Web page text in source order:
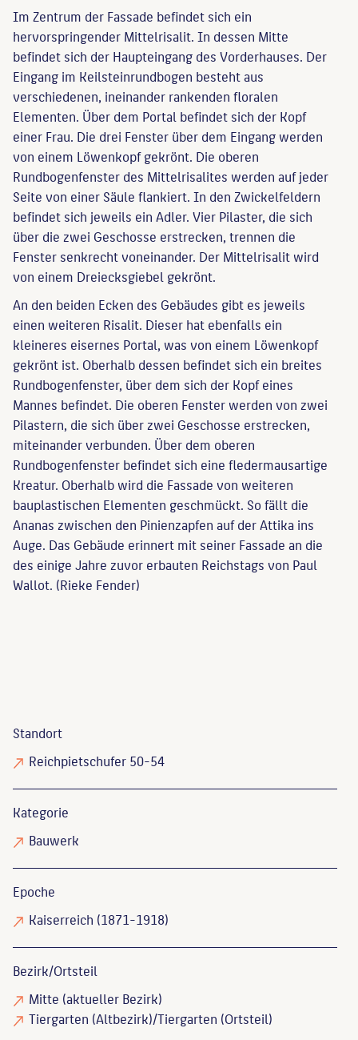
Im Zentrum der Fassade befindet sich ein
hervorspringender Mittelrisalit. In dessen Mitte
befindet sich der Haupteingang des Vorderhauses. Der
Eingang im Keilsteinrundbogen besteht aus
verschiedenen, ineinander rankenden floralen
Elementen. Über dem Portal befindet sich der Kopf
einer Frau. Die drei Fenster über dem Eingang werden
von einem Löwenkopf gekrönt. Die oberen
Rundbogenfenster des Mittelrisalites werden auf jeder
Seite von einer Säule flankiert. In den Zwickelfeldern
befindet sich jeweils ein Adler. Vier Pilaster, die sich
über die zwei Geschosse erstrecken, trennen die
Fenster senkrecht voneinander. Der Mittelrisalit wird
von einem Dreiecksgiebel gekrönt.
An den beiden Ecken des Gebäudes gibt es jeweils
einen weiteren Risalit. Dieser hat ebenfalls ein
kleineres eisernes Portal, was von einem Löwenkopf
gekrönt ist. Oberhalb dessen befindet sich ein breites
Rundbogenfenster, über dem sich der Kopf eines
Mannes befindet. Die oberen Fenster werden von zwei
Pilastern, die sich über zwei Geschosse erstrecken,
miteinander verbunden. Über dem oberen
Rundbogenfenster befindet sich eine fledermausartige
Kreatur. Oberhalb wird die Fassade von weiteren
bauplastischen Elementen geschmückt. So fällt die
Ananas zwischen den Pinienzapfen auf der Attika ins
Auge. Das Gebäude erinnert mit seiner Fassade an die
des einige Jahre zuvor erbauten Reichstags von Paul
Wallot. (Rieke Fender)
Standort
Reichpietschufer 50-54
Kategorie
Bauwerk
Epoche
Kaiserreich (1871-1918)
Bezirk/Ortsteil
Mitte (aktueller Bezirk)
Tiergarten (Altbezirk)/Tiergarten (Ortsteil)